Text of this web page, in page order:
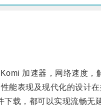
加速器，网络速度，
表现及现代化的设计在
载，都可以实现流畅无延